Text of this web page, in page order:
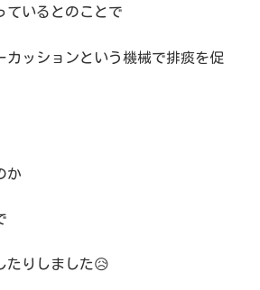
ているとのことで
カッションという機械で排痰を促
か
たりしました😥